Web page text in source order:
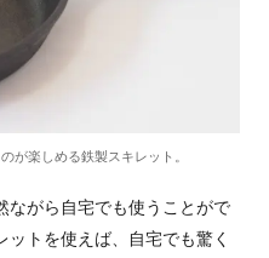
が楽しめる鉄製スキレット。
ながら自宅でも使うことがで
トを使えば、自宅でも驚く